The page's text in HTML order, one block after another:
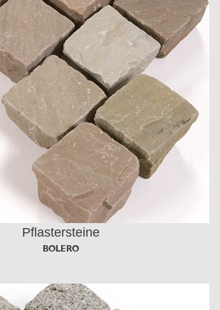
Pflastersteine
BOLERO